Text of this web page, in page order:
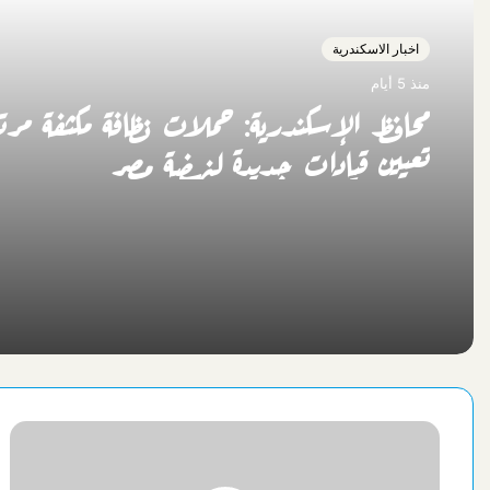
اخبار الاسكندرية
منذ 5 أيام
محافظ الإسكندرية: حملات نظافة مكثفة
تعيين قيادات جديدة لنهضة مصر